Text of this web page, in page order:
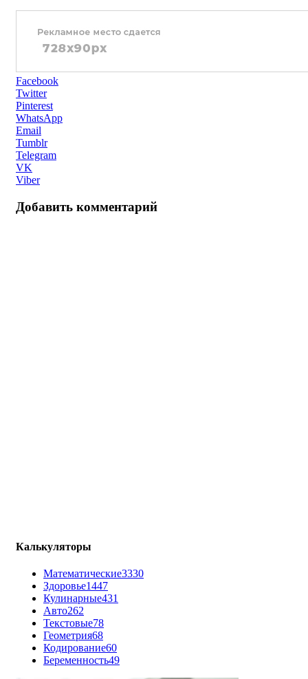
Facebook
Twitter
Pinterest
WhatsApp
Email
Tumblr
Telegram
VK
Viber
Добавить комментарий
Калькуляторы
Математические3330
Здоровье1447
Кулинарные431
Авто262
Текстовые78
Геометрия68
Кодирование60
Беременность49